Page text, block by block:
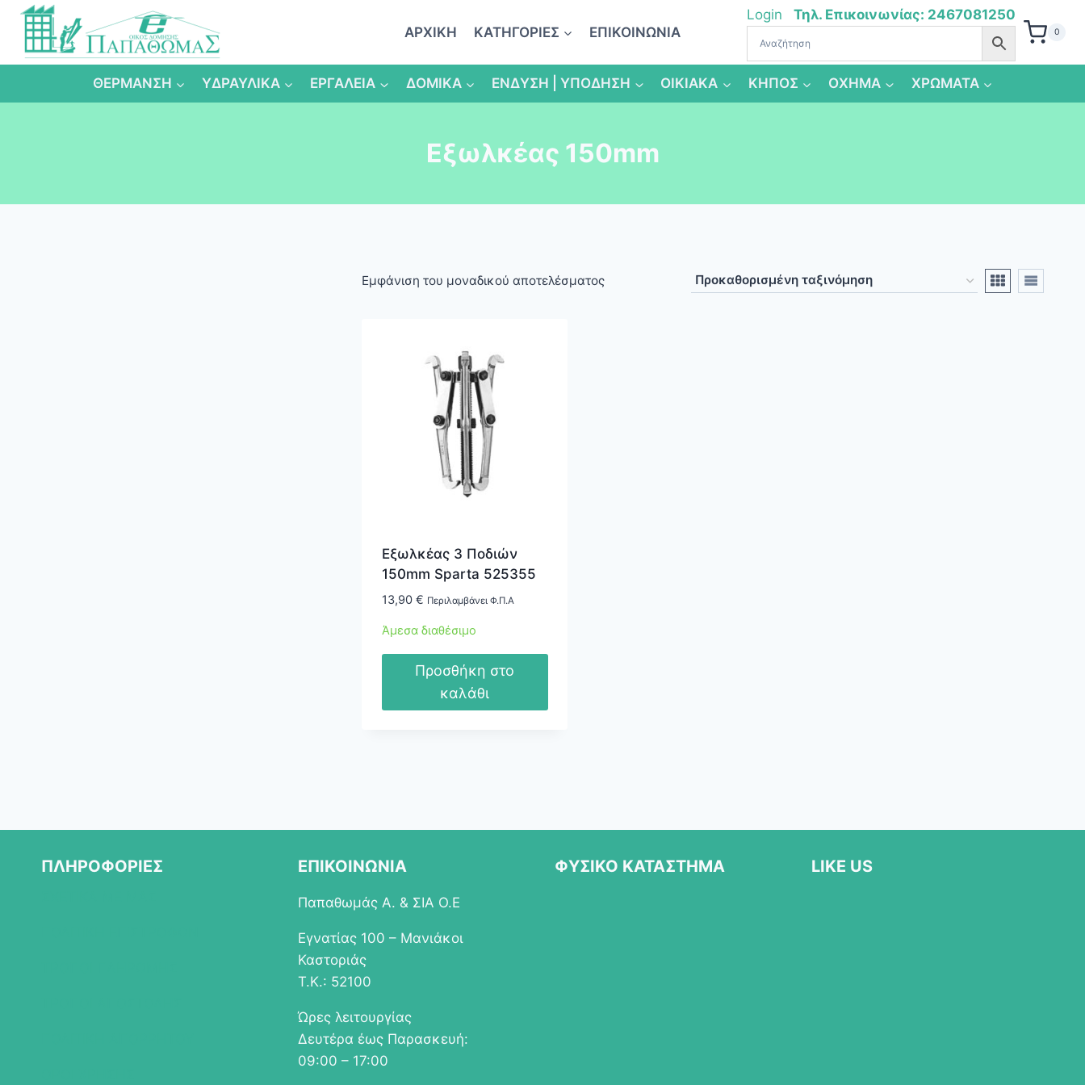
Skip
content
ΑΡΧΙΚΗ ΚΑΤΗΓΟΡΙΕΣ ΕΠΙΚΟΙΝΩΝΙΑ
Login Τηλ. Επικοινωνίας: 2467081250
0
ΘΕΡΜΑΝΣΗ ΥΔΡΑΥΛΙΚΑ ΕΡΓΑΛΕΙΑ ΔΟΜΙΚΑ ΕΝΔΥΣΗ | ΥΠΟΔΗΣΗ ΟΙΚΙΑΚΑ ΚΗΠΟΣ ΟΧΗΜΑ ΧΡΩΜΑΤΑ
Εξωλκέας 150mm
Εμφάνιση του μοναδικού αποτελέσματος
Εξωλκέας 3 Ποδιών
150mm Sparta 525355
13,90 € Περιλαμβάνει Φ.Π.Α
Άμεσα διαθέσιμο
Προσθήκη στο
καλάθι
ΠΛΗΡΟΦΟΡΙΕΣ ΕΠΙΚΟΙΝΩΝΙΑ
Παπαθωμάς Α. & ΣΙΑ Ο.Ε
Εγνατίας 100 – Μανιάκοι
Καστοριάς
Τ.Κ.: 52100
Ώρες λειτουργίας
Δευτέρα έως Παρασκευή:
09:00 – 17:00
ΦΥΣΙΚΟ ΚΑΤΑΣΤΗΜΑ LIKE US